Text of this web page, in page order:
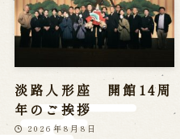
関連施設
通販サイトうずのくに
道の駅うずしお
うずの丘大鳴門橋記
淡路人形座 開館14周
年のご挨拶
2026年8月8日